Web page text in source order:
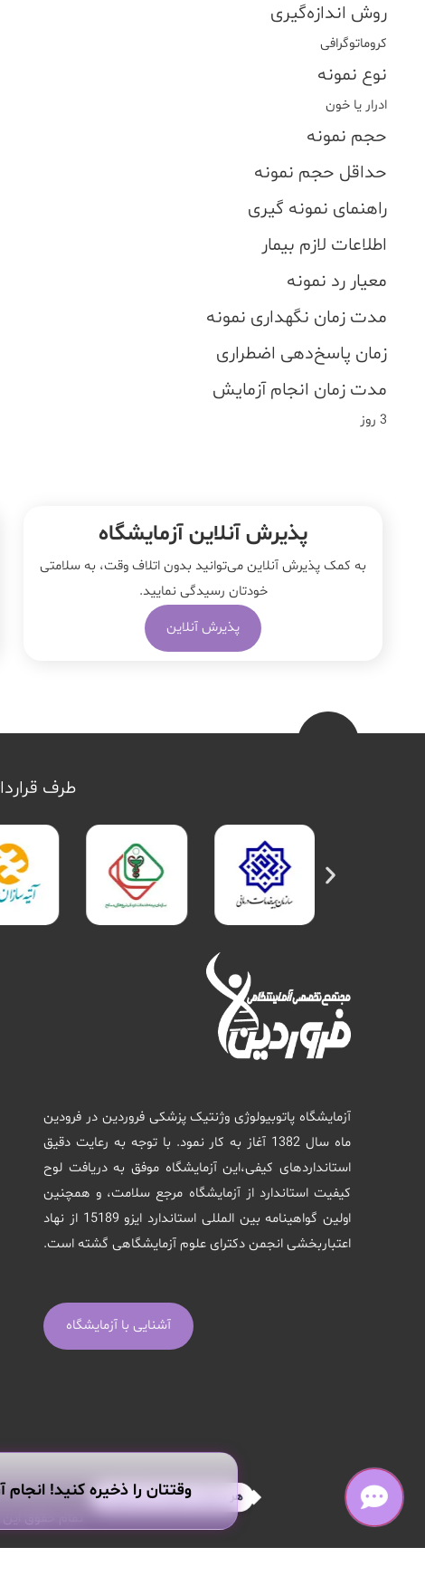
روش اندازه‌گیری
کروماتوگرافی
نوع نمونه
ادرار یا خون
حجم نمونه
حداقل حجم نمونه
راهنمای نمونه گیری
اطلاعات لازم بیمار
معیار رد نمونه
مدت زمان نگهداری نمونه
زمان پاسخ‌دهی اضطراری
مدت زمان انجام آزمایش
3 روز
پذیرش آنلاین آزمایشگاه
به کمک پذیرش آنلاین می‌توانید بدون اتلاف وقت، به سلامتی
خودتان رسیدگی نمایید.
پذیرش آنلاین
هر سوالی داری از من بپرس!
طرف
آزمایشگاه پاتوبیولوژی وژنتیک پزشکی فروردین در فرودین
ماه سال 1382 آغاز به کار نمود. با توجه به رعایت دقیق
استانداردهای کیفی،این آزمایشگاه موفق به دریافت لوح
کیفیت استاندارد از آزمایشگاه مرجع سلامت، و همچنین
اولین گواهینامه بین المللی استاندارد ایزو 15189 از نهاد
اعتباربخشی انجمن دکترای علوم آزمایشگاهی گشته است.
آشنایی با آزمایشگاه
وقتتان را ذخیره کنید!